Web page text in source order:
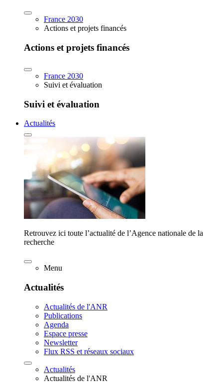
France 2030
Actions et projets financés
Actions et projets financés
France 2030
Suivi et évaluation
Suivi et évaluation
Actualités
Retrouvez ici toute l’actualité de l’Agence nationale de la
recherche
Menu
Actualités
Actualités de l'ANR
Publications
Agenda
Espace presse
Newsletter
Flux RSS et réseaux sociaux
Actualités
Actualités de l'ANR